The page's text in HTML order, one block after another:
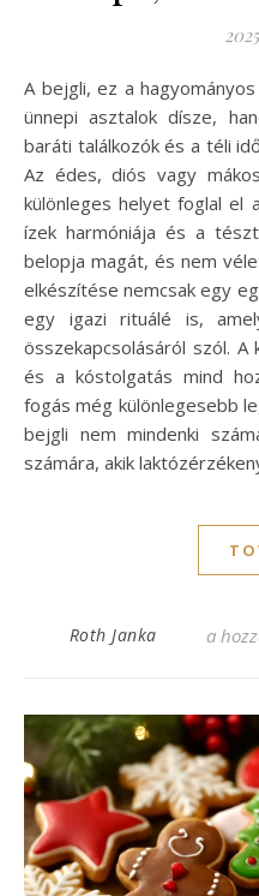
A bejgli, ez a hagyományos magyar édesség, nemcsak az
ünnepi asztalok dísze,
baráti találkozók és a téli
Az édes, diós vagy
különleges helyet foglal el
ízek harmóniája és a
belopja magát, és nem
elkészítése nemcsak egy
egy igazi rituálé is,
összekapcsolásáról szól. A
és a kóstolgatás mind
fogás még különlegesebb
bejgli nem mindenki
számára, akik
Roth Janka a